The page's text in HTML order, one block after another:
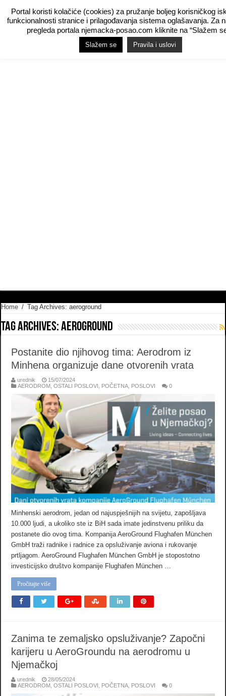
Home / Tag Archives: aeroground
Tag Archives:aeroground
Postanite dio njihovog tima: Aerodrom iz
Minhena organizuje dane otvorenih vrata
urednik
15/07/2024
AERODROM ,OSTALI POSLOVI POČETNA POSLOVI 0
Minhenski aerodrom, jedan od najuspješnijih na svijetu, zapošljava
10.000 ljudi, a ukoliko ste iz BiH sada imate jedinstvenu priliku da
postanete dio ovog tima. Kompanija AeroGround Flughafen München
GmbH traži radnike i radnice za opsluživanje aviona i rukovanje
prtljagom. AeroGround Flughafen München GmbH je stopostotno
investicijsko društvo kompanije Flughafen München …
Pročitajte više
Zanima te zemaljsko opsluživanje? Započni
karijeru u AeroGroundu na aerodromu u
Njemačkoj
urednik
28/05/2024
AERODROM ,OSTALI POSLOVI POČETNA POSLOVI 0
Portal koristi kolačiće (cookies) za pružanje boljeg korisničkog
funkcionalnosti stranice i prilagođavanja sistema oglašavanja. Za
pregleda portala njemacka-posao.com kliknite na “Slažem
Slažem se Pravila i uslovi